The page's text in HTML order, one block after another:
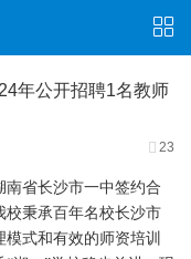
年公开招聘1名教师
23
省长沙市一中签约合
校秉承百年名校长沙市
式和有效的师资培训